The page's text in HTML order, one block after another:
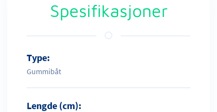
Spesifikasjoner
Type:
Gummibåt
Lengde (cm):